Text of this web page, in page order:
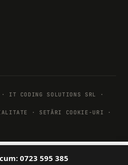
IT CODING SOLUTIONS SRL ·
· SETĂRI COOKIE-URI ·
0723 595 385